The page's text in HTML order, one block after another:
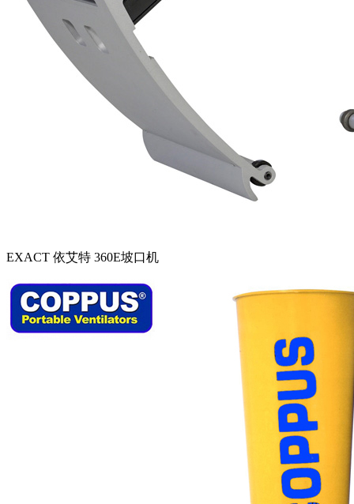
EXACT 依艾特 360E坡口机